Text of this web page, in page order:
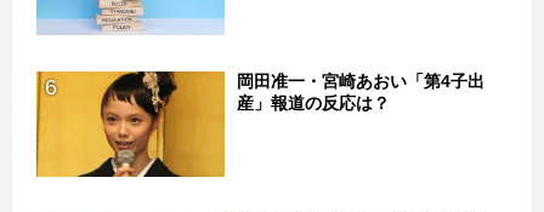
6
岡田准一・宮崎あおい「第4子出
産」報道の反応は？